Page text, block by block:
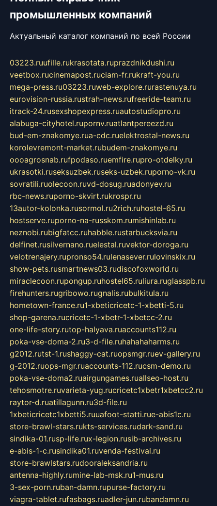
промышленных компаний
Актуальный каталог компаний по всей России
03223.ruufille.rukrasotata.ruprazdnikdushi.ru
veetbox.rucinemapost.ruciam-fr.rukraft-you.ru
mega-press.ru03223.ruweb-explore.rurastenuya.ru
eurovision-russia.rustrah-news.rufreeride-team.ru
itrack-24.rusexshopexpress.ruautostudiopro.ru
alabuga-cityhotel.rupornv.ruatlantpereezd.ru
bud-em-znakomye.rua-cdc.ruelektrostal-news.ru
korolevremont-market.rubudem-znakomye.ru
oooagrosnab.rufpodaso.ruemfire.rupro-otdelky.ru
ukrasotki.ruseksuzbek.ruseks-uzbek.ruporno-vk.ru
sovratili.ruolecoon.ruvd-dosug.ruadonyev.ru
rbc-news.ruporno-skvirt.rukrospr.ru
13autor-kolonka.rusormol.ru2rich.ruhostel-65.ru
hostserve.ruporno-na-russkom.rumishinlab.ru
neznobi.rubigfatcc.ruhabble.rustarbucksvia.ru
delfinet.rusilvernano.ruelestal.ruvektor-doroga.ru
velotrenajery.rupronso54.rulenasever.rulovinskix.ru
show-pets.rusmartnews03.rudiscofoxworld.ru
miraclecoon.rupongup.ruhostel65.ruliura.ruglasspb.ru
firehunters.rugribowo.rugnalis.rubulkitula.ru
hometown-france.ru1-xbeticricetc-1-xbetti-5.ru
shop-garena.rucricetc-1-xbetr-1-xbetcc-2.ru
one-life-story.rutop-halyava.ruaccounts112.ru
poka-vse-doma-2.ru3-d-file.ruhahahaharms.ru
g2012.rutst-1.rushaggy-cat.ruopsmgr.ruev-gallery.ru
g-2012.ruops-mgr.ruaccounts-112.rucsm-demo.ru
poka-vse-doma2.ruairgungames.ruallseo-host.ru
tehosmotre.ruvarieta-yug.rucricetc1xbetr1xbetcc2.ru
raytor-d.ruatillagunn.ru3d-file.ru
1xbeticricetc1xbetti5.ruuafoot-statti.rue-abis1c.ru
store-brawl-stars.rukts-services.rudark-sand.ru
sindika-01.rusp-life.rux-legion.rusib-archives.ru
e-abis-1-c.rusindika01.ruvenda-festival.ru
store-brawlstars.rudooraleksandria.ru
antenna-highly.rumine-lab-msk.ru1-mus.ru
3-sex-porn.ruban-damn.rupurse-factory.ru
viagra-tablet.rufasbags.ruadler-jun.rubandamn.ru